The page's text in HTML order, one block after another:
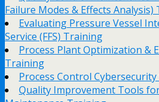
Failure Modes & Effects
Evaluating Pressure Vessel
Service (FFS) Training
Process Plant Optimization &
Training
Process Control
Quality Improvement Tools